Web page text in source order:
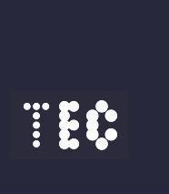
contenido